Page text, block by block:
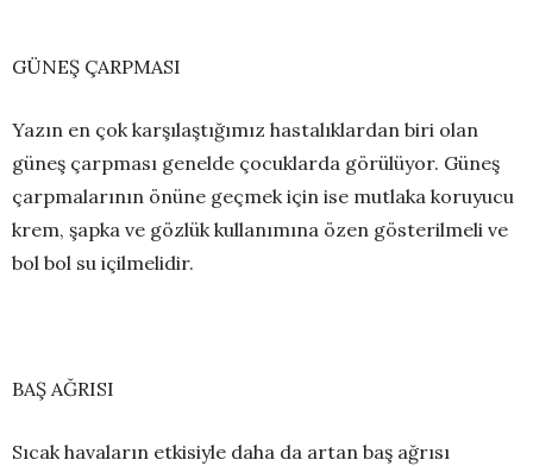
GÜNEŞ ÇARPMASI
Yazın en çok karşılaştığımız hastalıklardan biri olan
güneş çarpması genelde çocuklarda görülüyor. Güneş
çarpmalarının önüne geçmek için ise mutlaka koruyucu
krem, şapka ve gözlük kullanımına özen gösterilmeli ve
bol bol su içilmelidir.
BAŞ AĞRISI
Sıcak havaların etkisiyle daha da artan baş ağrısı